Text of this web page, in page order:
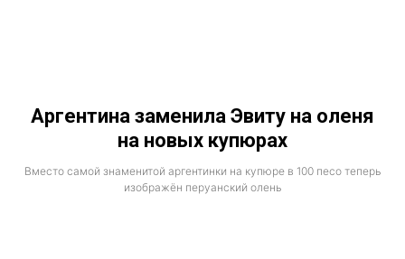
Аргентина заменила Эвиту на оленя
на новых купюрах
Вместо самой знаменитой аргентинки на купюре в 100 песо теперь
изображён перуанский олень